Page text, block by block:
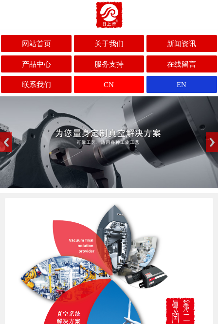
网站首页 关于我们 新闻资讯
产品中心 服务支持 在线留言
联系我们 CN EN